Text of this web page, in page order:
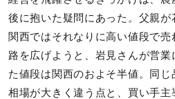
後に抱いた疑問にあった。父親が
関西ではそれなりに高い値段で
路を広げようと、岩見さんが営
た値段は関西のおよそ半値。同
相場が大きく違う点と、買い手